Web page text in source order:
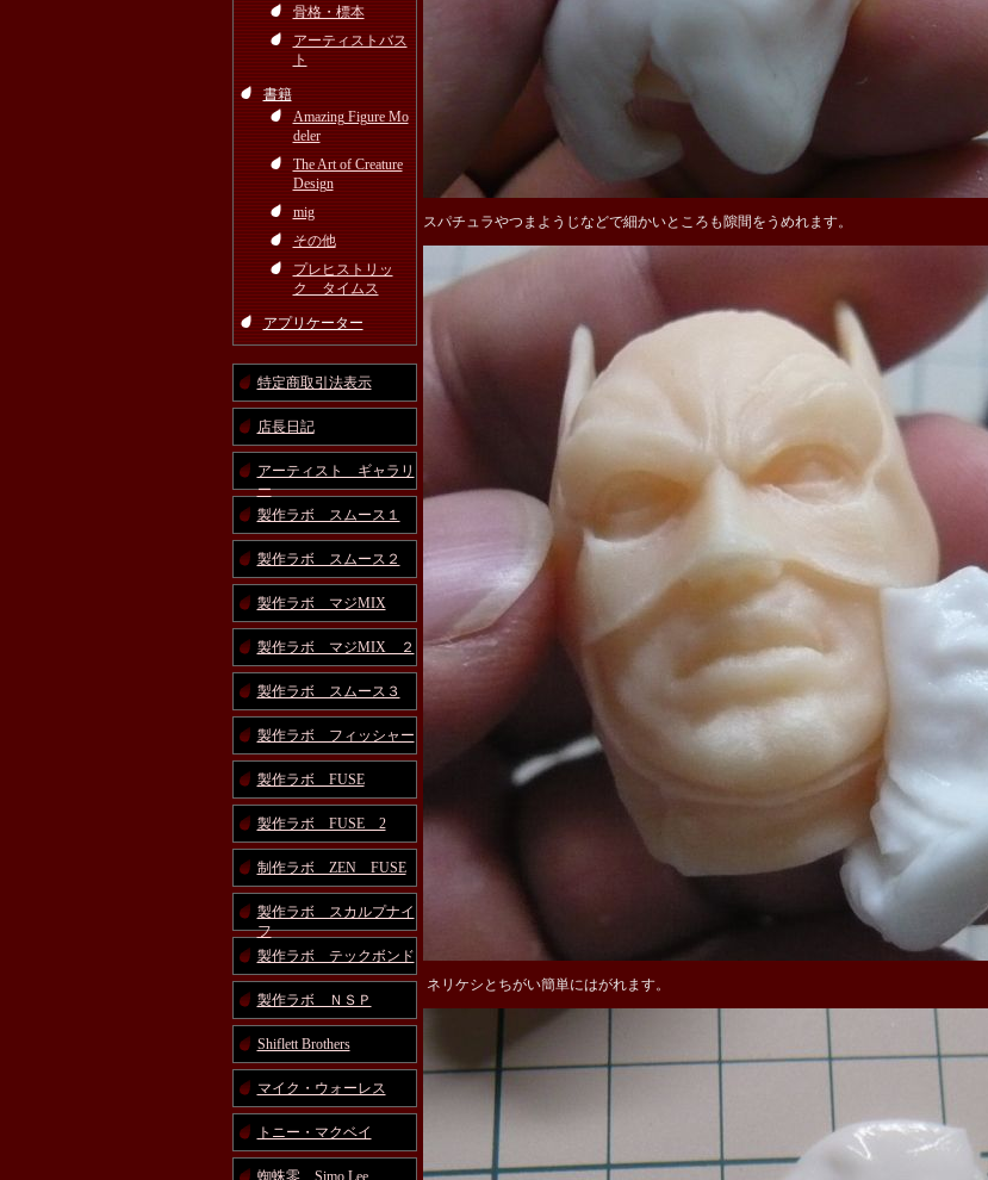
骨格・標本
アーティストバス
ト
書籍
Amazing Figure Mo
deler
The Art of Creature
Design
mig
その他
プレヒストリッ
ク タイムス
アプリケーター
特定商取引法表示
店長日記
アーティスト ギャラリ
ー
製作ラボ スムース１
製作ラボ スムース２
製作ラボ マジMIX
製作ラボ マジMIX ２
製作ラボ スムース３
製作ラボ フィッシャー
製作ラボ FUSE
製作ラボ FUSE 2
制作ラボ ZEN FUSE
製作ラボ スカルプナイ
フ
製作ラボ テックボンド
製作ラボ ＮＳＰ
Shiflett Brothers
マイク・ウォーレス
トニー・マクベイ
蜘蛛零 Simo Lee
スパチュラやつまようじなどで細かいところも隙間をうめれます。
ネリケシとちがい簡単にはがれます。